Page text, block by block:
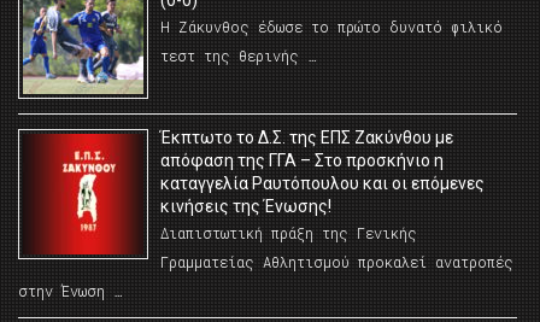
Η Ζάκυνθος έδωσε το πρώτο δυνατό φιλικό
τεστ της θερινής …
Έκπτωτο το Δ.Σ. της ΕΠΣ Ζακύνθου με
απόφαση της ΓΓΑ – Στο προσκήνιο η
καταγγελία Ραυτόπουλου και οι επόμενες
κινήσεις της Ένωσης!
Διαπιστωτική πράξη της Γενικής
Γραμματείας Αθλητισμού προκαλεί ανατροπές
στην Ένωση …